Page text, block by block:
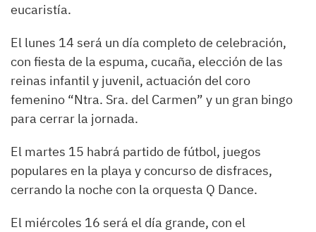
eucaristía.
El lunes 14 será un día completo de celebración,
con fiesta de la espuma, cucaña, elección de las
reinas infantil y juvenil, actuación del coro
femenino “Ntra. Sra. del Carmen” y un gran bingo
para cerrar la jornada.
El martes 15 habrá partido de fútbol, juegos
populares en la playa y concurso de disfraces,
cerrando la noche con la orquesta Q Dance.
El miércoles 16 será el día grande, con el